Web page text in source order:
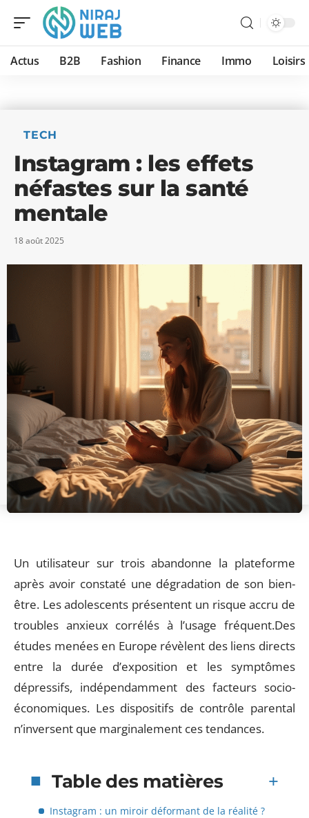
Actus B2B Fashion Finance Immo Loisirs
TECH
Instagram : les effets
néfastes sur la santé
mentale
18 août 2025
Un utilisateur sur trois abandonne la plateforme
après avoir constaté une dégradation de son bien-
être. Les adolescents présentent un risque accru de
troubles anxieux corrélés à l’usage fréquent.Des
études menées en Europe révèlent des liens directs
entre la durée d’exposition et les symptômes
dépressifs, indépendamment des facteurs socio-
économiques. Les dispositifs de contrôle parental
n’inversent que marginalement ces tendances.
Table des matières
Instagram : un miroir déformant de la réalité ?